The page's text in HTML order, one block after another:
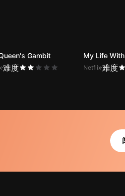
Gambit
难度
My Life
Netflix难度